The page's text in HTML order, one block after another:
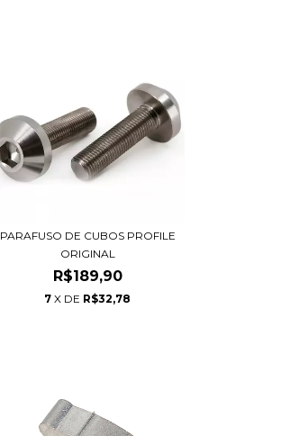
PARAFUSO DE CUBOS PROFILE
ORIGINAL
R$189,90
7 X DE R$32,78